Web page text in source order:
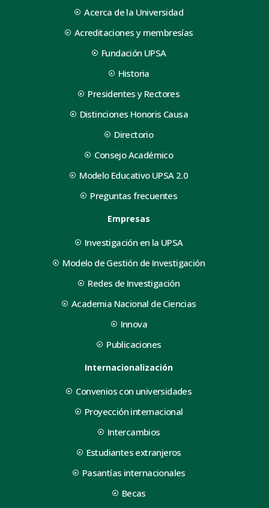
Acerca de la Universidad
Acreditaciones y membresías
Fundación UPSA
Historia
Presidentes y Rectores
Distinciones Honoris Causa
Directorio
Consejo Académico
Modelo Educativo UPSA 2.0
Preguntas frecuentes
Empresas
Investigación en la UPSA
Modelo de Gestión de Investigación
Redes de Investigación
Academia Nacional de Ciencias
Innova
Publicaciones
Internacionalización
Convenios con universidades
Proyección internacional
Intercambios
Estudiantes extranjeros
Pasantías internacionales
Becas